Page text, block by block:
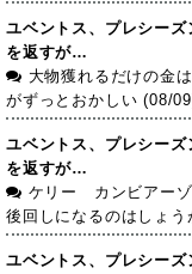
ユベントス、プレシー
を返すが…
大物獲れるだけの金
がずっとおかしい (08/
ユベントス、プレシー
を返すが…
ケリー カンビアーゾ
後回しになるのはしょ
ユベントス、プレシー